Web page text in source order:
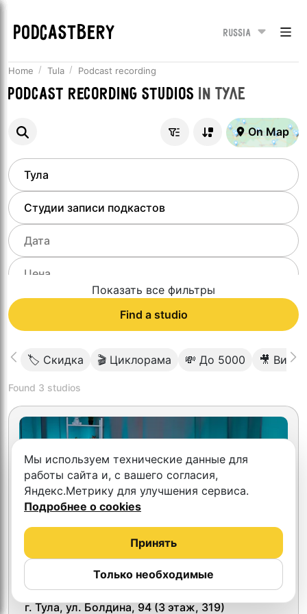
PODCASTBERY Russia
Home Tula Podcast recording
Podcast recording studios inТуле
On Map
Показать все фильтры
Find a studio
🏷 Скидка 🎬 Циклорама 💸 До 5000 🎥
Found 3 studios
Парафраз
г. Тула, ул. Болдина, 94 (3 этаж, 319)
Мы используем технические данные для
работы сайта и, с вашего согласия,
Яндекс.Метрику для улучшения сервиса.
Подробнее о cookies
Только необходимые
Принять